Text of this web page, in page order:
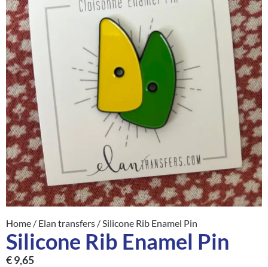
Home / Elan transfers / Silicone Rib Enamel Pin
Silicone Rib Enamel Pin
€9,65